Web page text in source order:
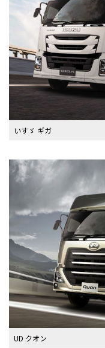
いすゞ ギガ
UD クオン